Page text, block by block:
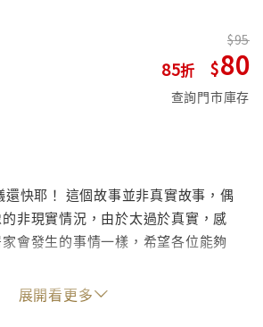
85
95
80
查詢門市庫存
還快耶！ 這個故事並非真實故事，偶
非現實情況，由於太過於真實，感
會發生的事情一樣，希望各位能夠
展開看更多